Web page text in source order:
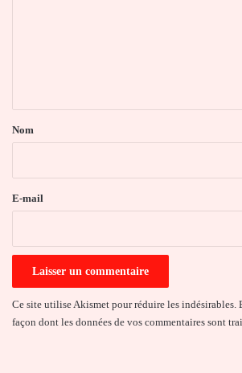
a
e
Nom
E-mail
Ce site utilise Akismet pour réduire les indésirables.
façon dont les données de vos commentaires sont